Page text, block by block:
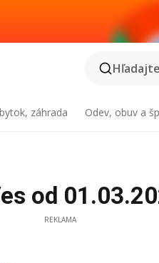
záhrada Odev, obuv a
od
REKLAMA